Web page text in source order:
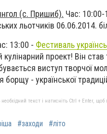
(с. Пришиб). Час: 10:00-
льотчиків 06.06.2014.
13:00 - Фестиваль
кулінарний проект! Він
виступ творчої
- української
текст і натисніть Ctrl + Enter,
#заходи #літо